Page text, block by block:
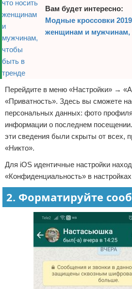
Вам будет интересно:
Модные кроссовки
женщинам и мужчинам,
Перейдите в меню «Настройки» →
«Приватность». Здесь вы сможете
персональных данных: фото
информации о последнем
эти сведения были скрыты от всех,
«Никто».
Для iOS идентичные настройки
«Конфиденциальность» в
2. Форматируйте